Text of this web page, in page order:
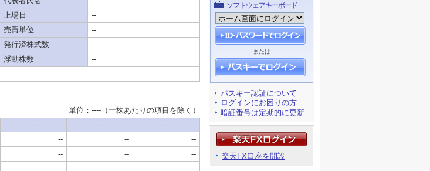
ソフトウェアキーボード
または
パスキー認証について
ログインにお困りの方
暗証番号は定期的に更新
楽天FX口座を開設